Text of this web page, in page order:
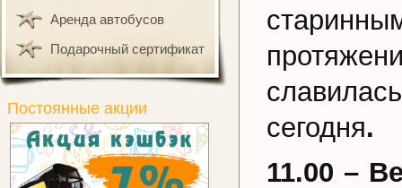
сегодня.
11.00 –
Аренда автобусов
Подарочный сертификат
Постоянные акции